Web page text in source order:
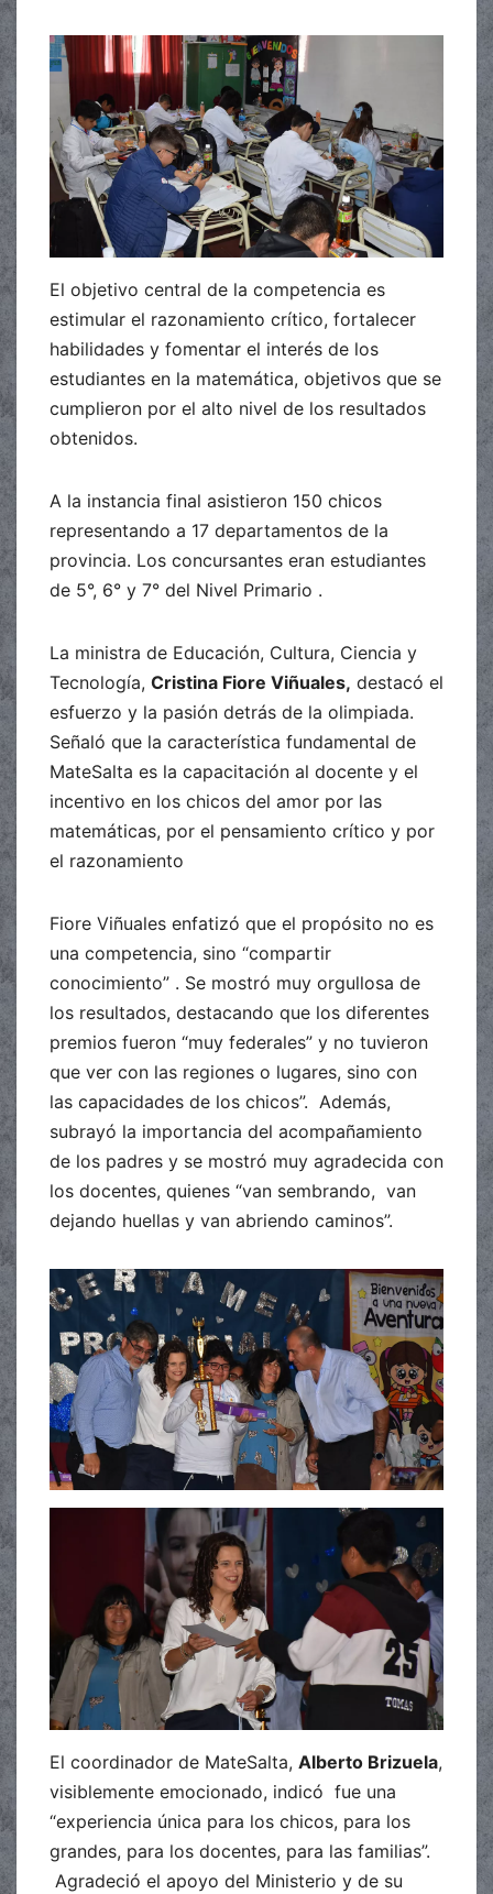
El objetivo central de la competencia es
estimular el razonamiento crítico, fortalecer
habilidades y fomentar el interés de los
estudiantes en la matemática, objetivos que se
cumplieron por el alto nivel de los resultados
obtenidos.
A la instancia final asistieron 150 chicos
representando a 17 departamentos de la
provincia. Los concursantes eran estudiantes
de 5°, 6° y 7° del Nivel Primario .
La ministra de Educación, Cultura, Ciencia y
Tecnología, Cristina Fiore Viñuales, destacó el
esfuerzo y la pasión detrás de la olimpiada.
Señaló que la característica fundamental de
MateSalta es la capacitación al docente y el
incentivo en los chicos del amor por las
matemáticas, por el pensamiento crítico y por
el razonamiento
Fiore Viñuales enfatizó que el propósito no es
una competencia, sino “compartir
conocimiento” . Se mostró muy orgullosa de
los resultados, destacando que los diferentes
premios fueron “muy federales” y no tuvieron
que ver con las regiones o lugares, sino con
las capacidades de los chicos”. Además,
subrayó la importancia del acompañamiento
de los padres y se mostró muy agradecida con
los docentes, quienes “van sembrando, van
dejando huellas y van abriendo caminos”.
El coordinador de MateSalta, Alberto Brizuela,
visiblemente emocionado, indicó fue una
“experiencia única para los chicos, para los
grandes, para los docentes, para las familias”.
Agradeció el apoyo del Ministerio y de su